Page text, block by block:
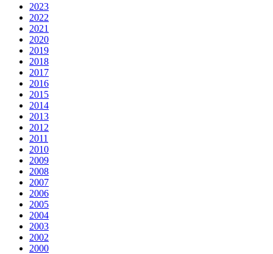
2023
2022
2021
2020
2019
2018
2017
2016
2015
2014
2013
2012
2011
2010
2009
2008
2007
2006
2005
2004
2003
2002
2000